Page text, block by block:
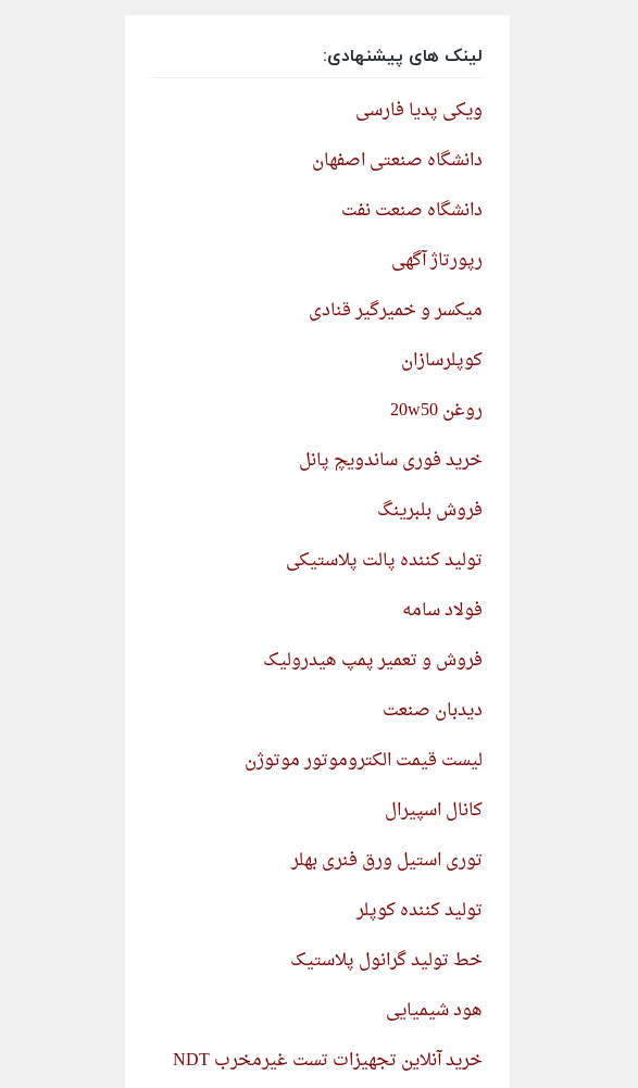
لینک های پیشنهادی:
ویکی پدیا فارسی
دانشگاه صنعتی اصفهان
دانشگاه صنعت نفت
رپورتاژ آگهی
میکسر و خمیرگیر قنادی
کوپلرسازان
روغن 20w50
خرید فوری ساندویچ پانل
فروش بلبرینگ
تولید کننده پالت پلاستیکی
فولاد سامه
فروش و تعمیر پمپ هیدرولیک
دیدبان صنعت
لیست قیمت الکتروموتور موتوژن
کانال اسپیرال
توری استیل ورق فنری بهلر
تولید کننده کوپلر
خط تولید گرانول پلاستیک
هود شیمیایی
خرید آنلاین تجهیزات تست غیرمخرب NDT